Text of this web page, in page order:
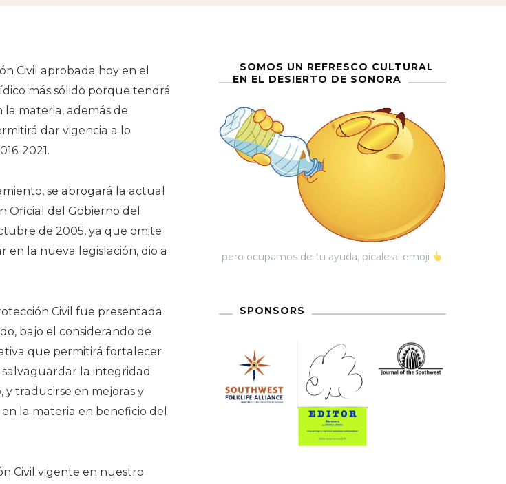
Congreso
De
De
Civil
Civil aprobada hoy en el
más sólido porque tendrá
materia, además de
dar vigencia a lo
2021.
se abrogará la actual
Oficial del Gobierno del
de 2005, ya que omite
en la nueva legislación, dio a
Civil fue presentada
bajo el considerando de
que permitirá fortalecer
la integridad
y traducirse en mejoras y
la materia en beneficio del
Civil vigente en nuestro
SOMOS UN REFRESCO CULTURAL
EN EL DESIERTO DE SONORA
pero ocupamos de tu ayuda, pícale al emoji
SPONSORS